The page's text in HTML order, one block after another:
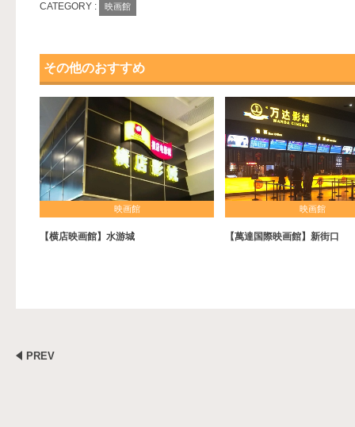
CATEGORY : 映画館
その他のおすすめ
映画館
【横店映画館】水游城
映画館
【萬達国際映画館】新街口
PREV